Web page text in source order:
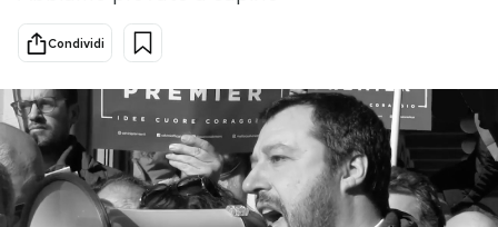
Tecnologia
Internet
Cultura
Economia
Sport
Europa
Altrecose
Mondiali calcio 2026
Condividi